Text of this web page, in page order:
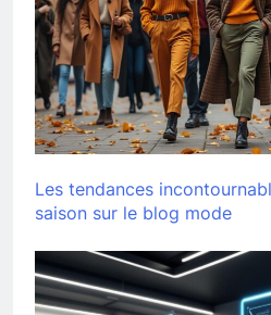
Les tendances
saison sur le blog mode